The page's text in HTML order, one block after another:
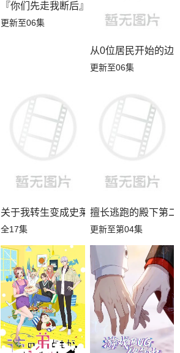
『你们先走我断后』，于是10年后我成
更新至06集
从0位居民开始的边
更新至06集
关于我转生变成史莱姆这档事第四季
全17集
擅长逃跑的殿下第二
更新至第04集